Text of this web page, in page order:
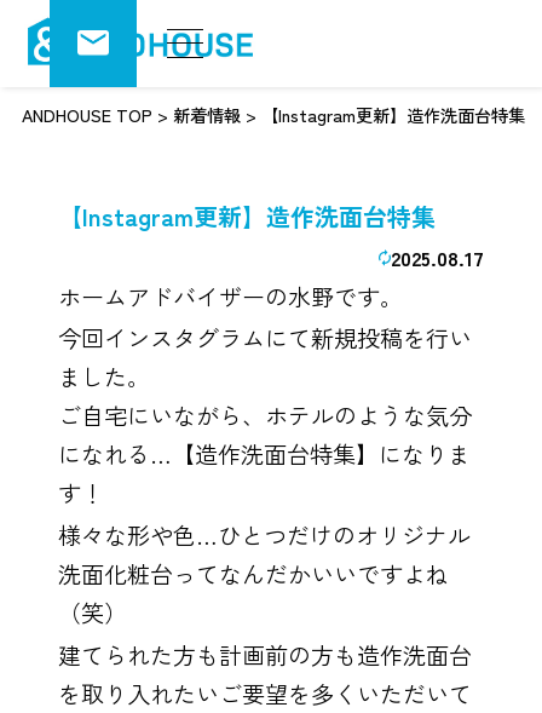
ANDHOUSE TOP > 新着情報 > 【Instagram更新】造作洗面台特集
【Instagram更新】造作洗面台特集
2025.08.17
ホームアドバイザーの水野です。
今回インスタグラムにて新規投稿を行い
ました。
ご自宅にいながら、ホテルのような気分
になれる…【造作洗面台特集】になりま
す！
様々な形や色…ひとつだけのオリジナル
洗面化粧台ってなんだかいいですよね
（笑）
建てられた方も計画前の方も造作洗面台
を取り入れたいご要望を多くいただいて